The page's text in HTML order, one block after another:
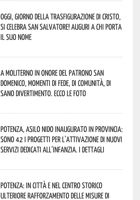
Oggi, giorno della Trasfigurazione di Cristo,
si celebra San Salvatore! Auguri a chi porta
il suo nome
A Moliterno in onore del Patrono San
Domenico, momenti di fede, di comunità, di
sano divertimento. Ecco le foto
Potenza, asilo nido inaugurato in provincia:
sono 42 i progetti per l’attivazione di nuovi
servizi dedicati all’infanzia. I dettagli
Potenza: in città e nel centro storico
ulteriore rafforzamento delle misure di